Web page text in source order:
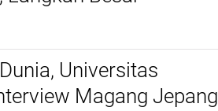
Pecinta Bahasa Arab
Universitas
Magang Jepang